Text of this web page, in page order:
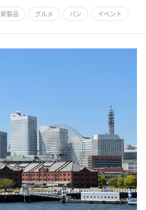
新製品 グルメ パン イベント